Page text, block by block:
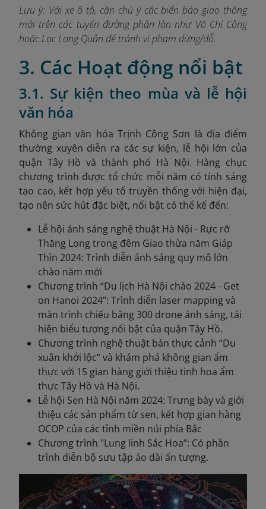
Lưu ý: Với xe ô tô, cần chú ý các biển báo giao thông
mới trên các tuyến đường phân làn như Võ Chí Công
hoặc Lạc Long Quân để tránh vi phạm dừng/đỗ.
3. Các Hoạt động nổi bật
3.1. Sự kiện theo mùa và lễ hội
văn hóa
Không gian văn hóa Trịnh Công Sơn là địa điểm
thường xuyên diễn ra các sự kiện, lễ hội lớn của
quận Tây Hồ và thành phố Hà Nội. Hàng chục
chương trình được tổ chức mỗi năm có tính sáng
tạo cao, kết hợp yếu tố truyền thống với hiện đại,
tạo nên sức hút đặc biệt, nổi bật có thể kể đến:
Lễ hội ánh sáng nghệ thuật Hà Nội - Rực rỡ
Thăng Long trong đêm Giao thừa năm Giáp
Thìn 2024: Trình diễn ánh sáng quy mô lớn
chào năm mới
Chương trình “Du lịch Hà Nội chào 2024 - Get
on Hanoi 2024”: Trình diễn laser mapping và
màn trình chiếu bằng 300 drone ánh sáng, tái
hiện biểu tượng nổi bật của quận Tây Hồ.
Chương trình nghệ thuật bán thực cảnh “Du
xuân khởi lộc” và khám phá không gian ẩm
thực với 15 gian hàng giới thiệu tinh hoa ẩm
thực Tây Hồ và Hà Nội.
Lễ hội Sen Hà Nội năm 2024: Trưng bày và giới
thiệu các sản phẩm từ sen, kết hợp gian hàng
OCOP của các tỉnh miền núi phía Bắc
Chương trình "Lung linh Sắc Hoa”: Có phần
trình diễn bộ sưu tập áo dài ấn tượng.